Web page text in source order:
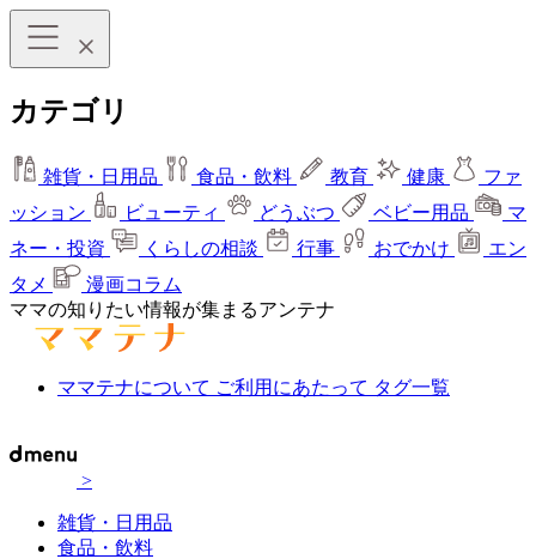
カテゴリ
雑貨・日用品 食品・飲料 教育 健康
ファ
ッション
ビューティ どうぶつ ベビー用品
マ
ネー・投資
くらしの相談 行事 おでかけ
エン
タメ
漫画コラム
ママの知りたい情報が集まるアンテナ
ママテナについて ご利用にあたって タグ一覧
>
雑貨・日用品
食品・飲料